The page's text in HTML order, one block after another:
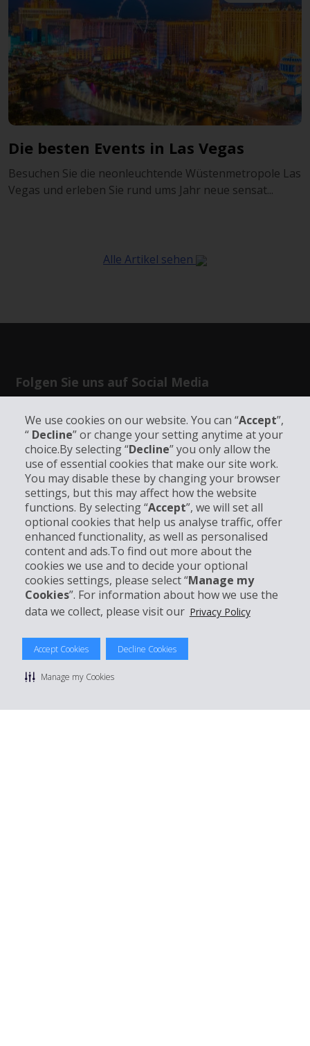
We use cookies on our website. You can “Accept”,
“ Decline” or change your setting anytime at your
choice.By selecting “Decline” you only allow the
use of essential cookies that make our site work.
You may disable these by changing your browser
settings, but this may affect how the website
functions. By selecting “Accept”, we will set all
optional cookies that help us analyse traffic, offer
enhanced functionality, as well as personalised
content and ads.To find out more about the
cookies we use and to decide your optional
cookies settings, please select “Manage my
Cookies”. For information about how we use the
data we collect, please visit our Privacy Policy
Accept Cookies Decline Cookies
Manage my Cookies
Die besten Events in Las Vegas
Besuchen Sie die neonleuchtende Wüstenmetropole Las
Vegas und erleben Sie rund ums Jahr neue sensat...
Alle Artikel sehen
Folgen Sie uns auf Social Media
Unternehmensinformation
Partner
Kundenservice
Mieten bei Hertz
© 2026 The Hertz System, Inc.
Datenschutzrichtlinie |